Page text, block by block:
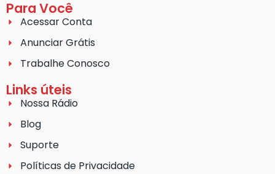
Para Você
Acessar Conta
Anunciar Grátis
Trabalhe Conosco
Links úteis
Nossa Rádio
Blog
Suporte
Políticas de Privacidade